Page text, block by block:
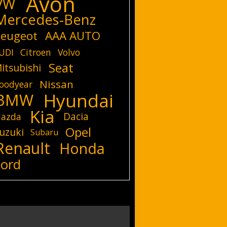
Benz
AAA AUTO
Citroen Volvo
Seat
Nissan
Hyundai
Kia
Dacia
Subaru Opel
Honda